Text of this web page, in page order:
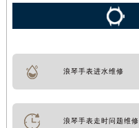
浪琴手表进水维修
浪琴手表走时问题维修